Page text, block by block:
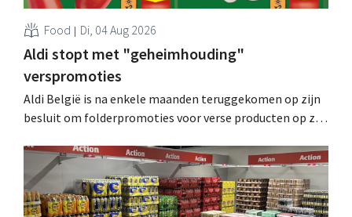
Food Di, 04 Aug 2026
Aldi stopt met "geheimhouding"
verspromoties
Aldi België is na enkele maanden teruggekomen op zijn
besluit om folderpromoties voor verse producten op zijn
werking treden: "Onze klanten willen goed
geïnformeerd worden." .